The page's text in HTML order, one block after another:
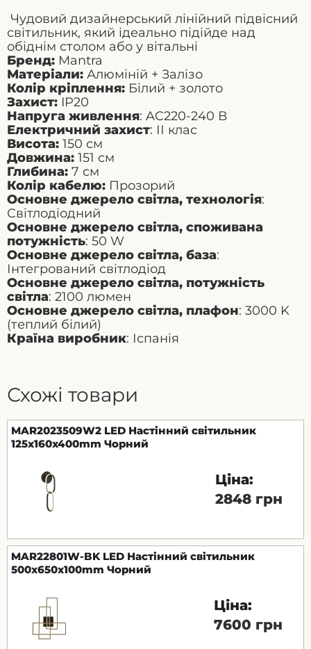
Чудовий дизайнерський лінійний підвісний
світильник, який ідеально підійде над
обіднім столом або у вітальні
Бренд: Mantra
Матеріали: Алюміній + Залізо
Колір кріплення: Білий + золото
Захист: IP20
Напруга живлення: AC220-240 В
Електричний захист: ІІ клас
Висота: 150 см
Довжина: 151 см
Глибина: 7 см
Колір кабелю: Прозорий
Основне джерело світла, технологія:
Світлодіодний
Основне джерело світла, споживана
потужність: 50 W
Основне джерело світла, база:
Інтегрований світлодіод
Основне джерело світла, потужність
світла: 2100 люмен
Основне джерело світла, плафон: 3000 K
(теплий білий)
Країна виробник: Іспанія
Схожі товари
MAR2023509W2 LED Настінний світильник
125x160x400mm Чорний
Ціна:
2848 грн
MAR22801W-BK LED Настінний світильник
500x650x100mm Чорний
Ціна:
7600 грн